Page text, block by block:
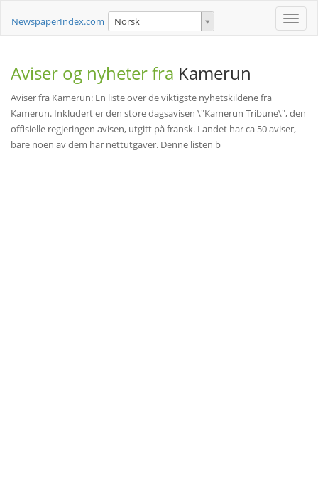
Toggle
NewspaperIndex.com Norsk
Aviser og nyheter fra Kamerun
Aviser fra Kamerun: En liste over de viktigste nyhetskildene fra
Kamerun. Inkludert er den store dagsavisen \"Kamerun Tribune\", den
offisielle regjeringen avisen, utgitt på fransk. Landet har ca 50 aviser,
bare noen av dem har nettutgaver. Denne listen b